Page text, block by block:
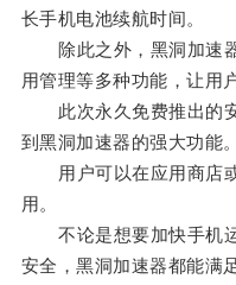
长手机电池续航时间。
除此之外，黑洞加速器
用管理等多种功能，让用
此次永久免费推出的安
到黑洞加速器的强大功能。
用户可以在应用商店或
用。
不论是想要加快手机运
安全，黑洞加速器都能满